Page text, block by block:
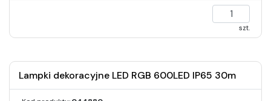
szt.
Lampki dekoracyjne LED RGB 600LED IP65 30m